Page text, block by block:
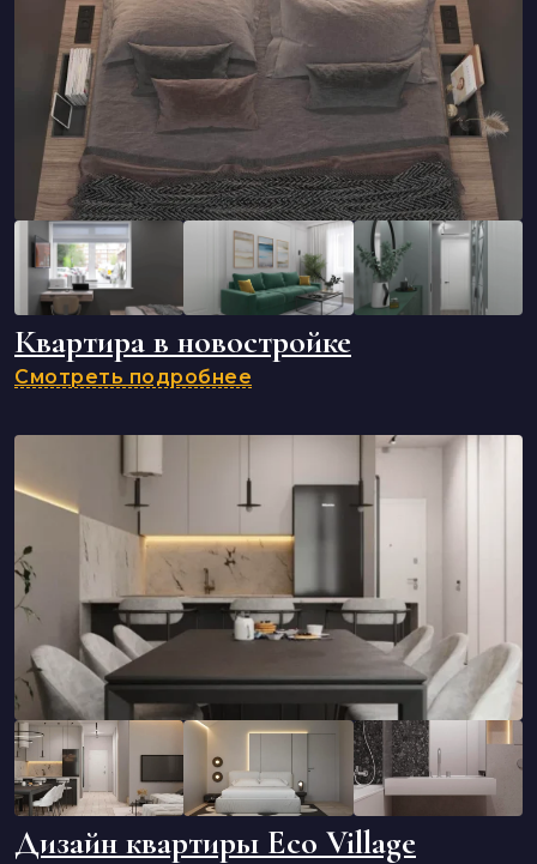
Квартира в новостройке
Смотреть подробнее
Дизайн квартиры Eco Village